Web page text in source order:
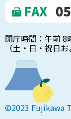
開庁時間：午前 8
（土・日・祝日
©2023 Fujikawa